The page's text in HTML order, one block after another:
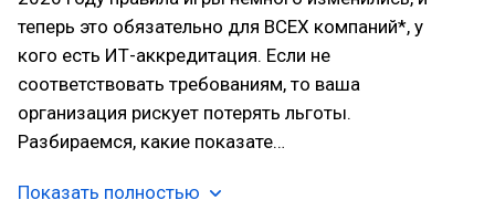
теперь это обязательно для ВСЕХ компаний*, у
кого есть ИТ-аккредитация. Если не
соответствовать требованиям, то ваша
организация рискует потерять льготы.
Разбираемся, какие показате…
Показать полностью